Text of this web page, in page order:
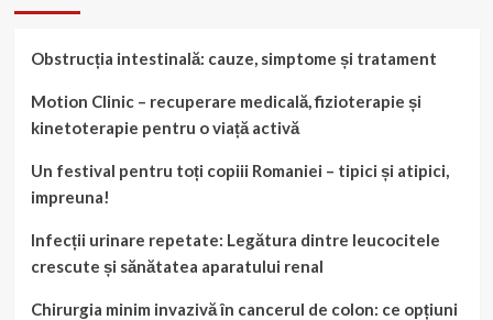
Obstrucția intestinală: cauze, simptome și tratament
Motion Clinic – recuperare medicală, fizioterapie și
kinetoterapie pentru o viață activă
Un festival pentru toți copiii Romaniei – tipici și atipici,
impreuna!
Infecții urinare repetate: Legătura dintre leucocitele
crescute și sănătatea aparatului renal
Chirurgia minim invazivă în cancerul de colon: ce opțiuni